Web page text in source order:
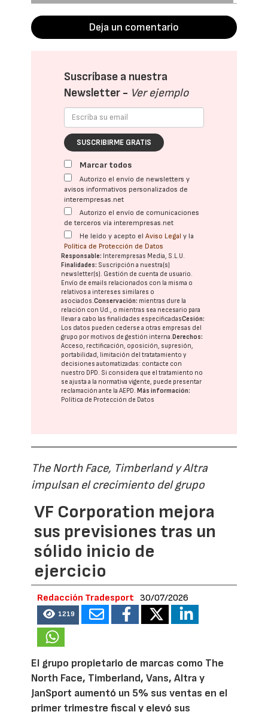
Deja un comentario
Suscríbase a nuestra
Newsletter - Ver ejemplo
SUSCRIBIRME GRATIS
Marcar todos
Autorizo el envío de newsletters y
avisos informativos personalizados de
interempresas.net
Autorizo el envío de comunicaciones
de terceros vía interempresas.net
He leído y acepto elAviso Legal y la
Política de Protección de Datos
Responsable: Interempresas Media, S.L.U.
Finalidades: Suscripción a nuestra(s)
newsletter(s). Gestión de cuenta de usuario.
Envío de emails relacionados con la misma o
relativos a intereses similares o
asociados.Conservación: mientras dure la
relación con Ud., o mientras sea necesario para
llevar a cabo las finalidades especificadasCesión:
Los datos pueden cederse a otras empresas del
grupo por motivos de gestión interna.Derechos:
Acceso, rectificación, oposición, supresión,
portabilidad, limitación del tratatamiento y
decisiones automatizadas: contacte con
nuestro DPD. Si considera que el tratamiento no
se ajusta a la normativa vigente, puede presentar
reclamación ante laAEPD.Más información:
Política de Protección de Datos
The North Face, Timberland y Altra
impulsan el crecimiento del grupo
VF Corporation mejora
sus previsiones tras un
sólido inicio de
ejercicio
Redacción Tradesport 30/07/2026
1219
El grupo propietario de marcas como The
North Face, Timberland, Vans, Altra y
JanSport aumentó un 5% sus ventas en el
primer trimestre fiscal y elevó sus